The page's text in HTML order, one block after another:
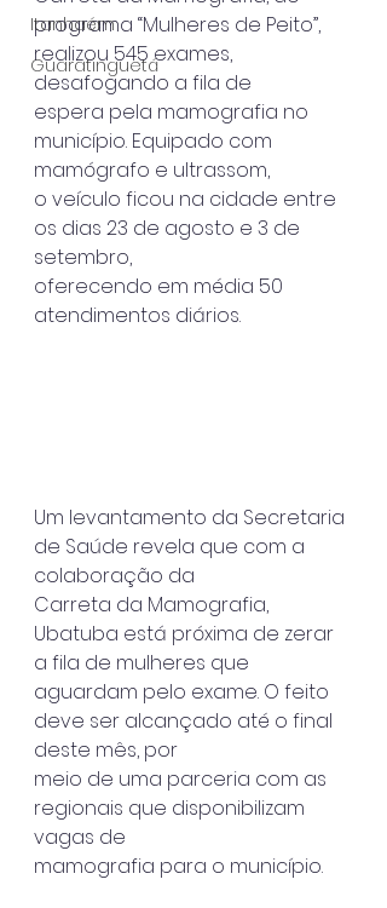
Itanhaém
Guaratinguetá
programa “Mulheres de Peito”,
realizou 545 exames,
desafogando a fila de
espera pela mamografia no
município. Equipado com
mamógrafo e ultrassom,
o veículo ficou na cidade entre
os dias 23 de agosto e 3 de
setembro,
oferecendo em média 50
atendimentos diários.
Um levantamento da Secretaria
de Saúde revela que com a
colaboração da
Carreta da Mamografia,
Ubatuba está próxima de zerar
a fila de mulheres que
aguardam pelo exame. O feito
deve ser alcançado até o final
deste mês, por
meio de uma parceria com as
regionais que disponibilizam
vagas de
mamografia para o município.